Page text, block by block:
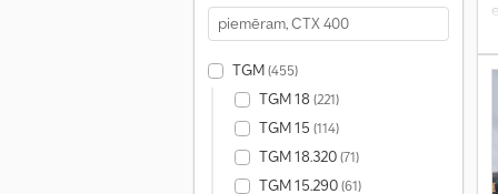
TGM(455)
TGM 18 (221)
TGM 15 (114)
TGM 18.320(71)
TGM 15.290(61)